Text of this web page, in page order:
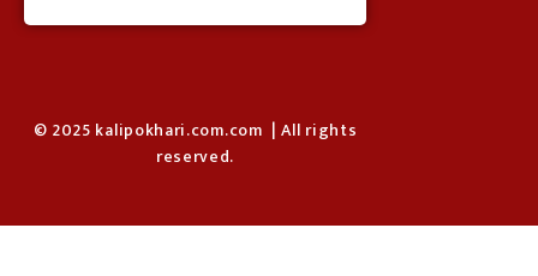
© 2025 kalipokhari.com.com | All rights
reserved.